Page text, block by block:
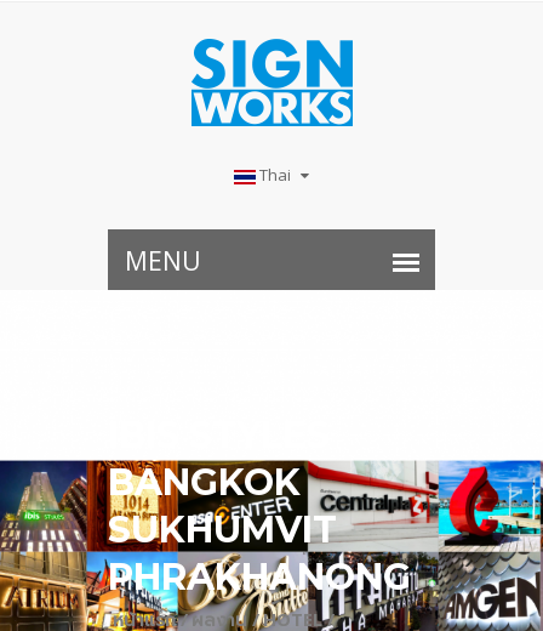
Thai
BANGKOK
SUKHUMVIT
PHRAKHANONG
หน้าแรก /ผลงาน /HOTEL /